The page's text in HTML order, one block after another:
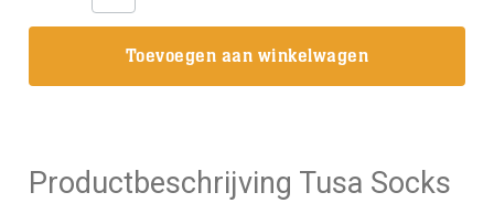
Freediving
Toevoegen aan winkelwagen
Productbeschrijving Tusa Socks